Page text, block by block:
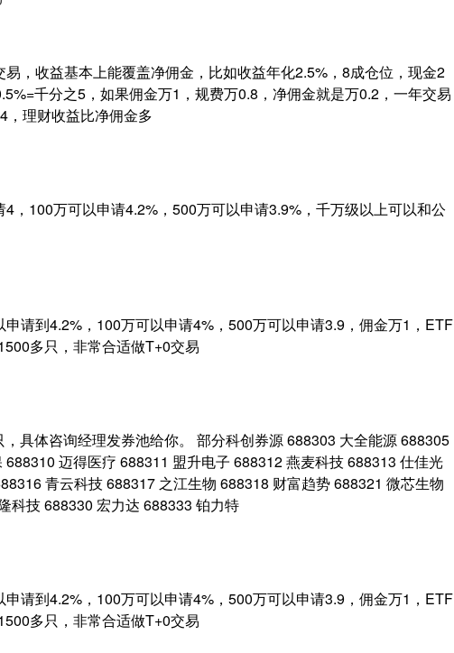
，收益基本上能覆盖净佣金，比如收益年化2.5%，8成仓位，现金2
千分之5，如果佣金万1，规费万0.8，净佣金就是万0.2，一年交易
，理财收益比净佣金多
，100万可以申请4.2%，500万可以申请3.9%，千万级以上可以和公
请到4.2%，100万可以申请4%，500万可以申请3.9，佣金万1，ETF
多只，非常合适做T+0交易
具体咨询经理发券池给你。 部分科创券源 688303 大全能源 688305
迈得医疗 688311 盟升电子 688312 燕麦科技 688313 仕佳光
青云科技 688317 之江生物 688318 财富趋势 688321 微芯生物
科技 688330 宏力达 688333 铂力特
请到4.2%，100万可以申请4%，500万可以申请3.9，佣金万1，ETF
多只，非常合适做T+0交易